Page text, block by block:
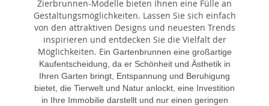
Zierbrunnen-Modelle bieten Ihnen eine Fülle an
Gestaltungsmöglichkeiten. Lassen Sie sich einfach
von den attraktiven Designs und neuesten Trends
inspirieren und entdecken Sie die Vielfalt der
Möglichkeiten. Ein Gartenbrunnen eine großartige
Kaufentscheidung, da er Schönheit und Ästhetik in
Ihren Garten bringt, Entspannung und Beruhigung
bietet, die Tierwelt und Natur anlockt, eine Investition
in Ihre Immobilie darstellt und nur einen geringen